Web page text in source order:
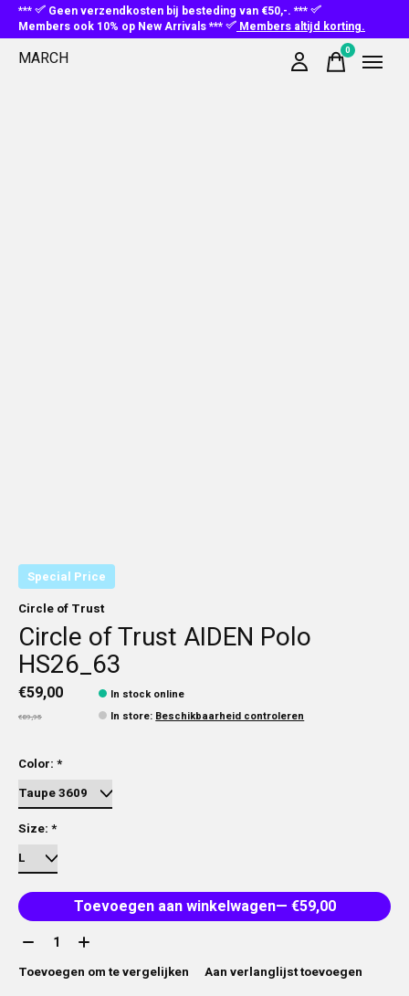
***
Geen verzendkosten bij besteding van €50,-. ***
Members ook 10% op New Arrivals ***
Members altijd korting.
MARCH 0items
Special Price
Circle of Trust
Circle of Trust AIDEN Polo
HS26_63
€59,00
€89,95
In stock online
In store: Beschikbaarheid controleren
Color: *
Size: *
Toevoegen aan winkelwagen
— €59,00
Aantal:
Toevoegen om te vergelijken
Aan verlanglijst toevoegen